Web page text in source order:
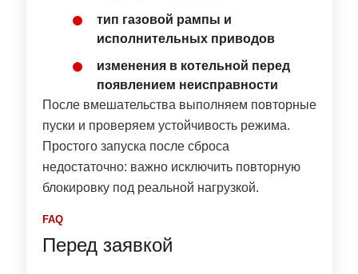
тип газовой рампы и
исполнительных приводов
изменения в котельной перед
появлением неисправности
После вмешательства выполняем повторные
пуски и проверяем устойчивость режима.
Простого запуска после сброса
недостаточно: важно исключить повторную
блокировку под реальной нагрузкой.
FAQ
Перед заявкой